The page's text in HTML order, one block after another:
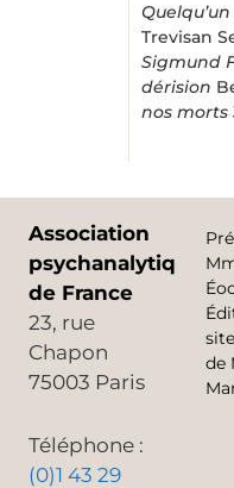
Trevisan
Sigmund
dérision
nos morts
Association
psychanalytique
de France
23, rue
Chapon
75003 Paris
Téléphone :
(0)1 43 29
site
de